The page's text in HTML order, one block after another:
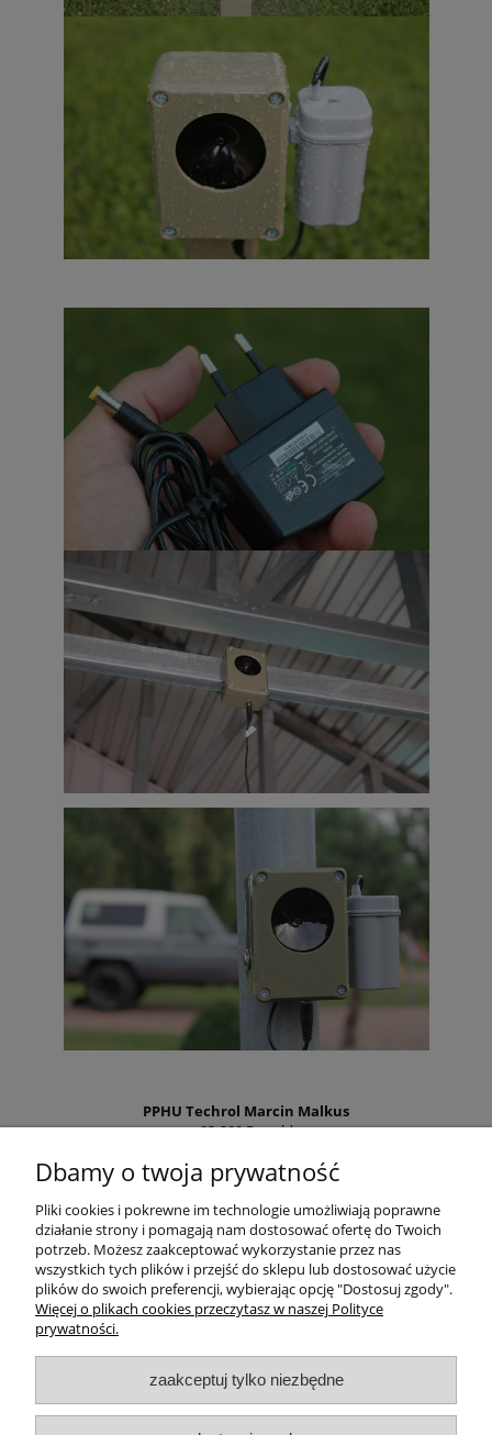
PPHU Techrol Marcin Malkus
83-200 Rywałd
NIP PL5921615578
Regon 192648960
Tel:881 252 525
info@zielonalapka.pl
Regulaminy
Dbamy o twoja prywatność
Pliki cookies i pokrewne im technologie umożliwiają poprawne
działanie strony i pomagają nam dostosować ofertę do Twoich
potrzeb. Możesz zaakceptować wykorzystanie przez nas
wszystkich tych plików i przejść do sklepu lub dostosować użycie
plików do swoich preferencji, wybierając opcję "Dostosuj zgody".
Więcej o plikach cookies przeczytasz w naszej Polityce
prywatności.
zaakceptuj tylko niezbędne